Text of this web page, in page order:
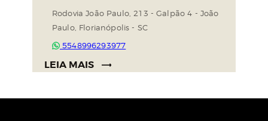
Rodovia João Paulo, 213 - Galpão 4 - João
Paulo, Florianópolis - SC
5548996293977
LEIA MAIS